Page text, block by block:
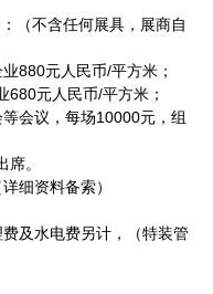
（不含任何展具，展商自
880元人民币/平方米；
元人民币/平方米；
会议，每场10000元，组
。
细资料备索）
及水电费另计，（特装管